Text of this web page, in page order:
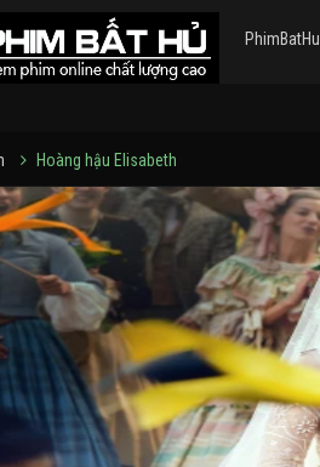
PhimBatHu
Hoàng hậu Elisabeth